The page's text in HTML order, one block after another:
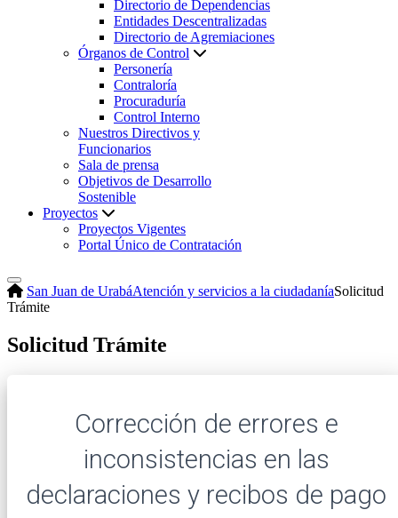
Directorio de Dependencias
Entidades Descentralizadas
Directorio de Agremiaciones
Órganos de Control
Personería
Contraloría
Procuraduría
Control Interno
Nuestros Directivos y
Funcionarios
Sala de prensa
Objetivos de Desarrollo
Sostenible
Proyectos
Proyectos Vigentes
Portal Único de Contratación
San Juan de UrabáAtención y servicios a la ciudadaníaSolicitud
Trámite
Solicitud Trámite
Corrección de errores e
inconsistencias en las
declaraciones y recibos de pago